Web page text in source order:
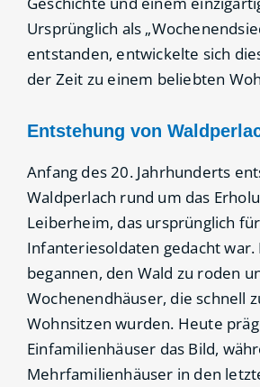
Ursprünglich als
entstanden, entwickelte sich
der Zeit zu einem beliebten
Entstehung von
Anfang des 20. Jahrhunderts
Waldperlach rund um das
Leiberheim, das ursprünglich für
Infanteriesoldaten gedacht war.
begannen, den Wald zu roden
Wochenendhäuser, die schnell
Wohnsitzen wurden. Heute
Einfamilienhäuser das Bild,
Mehrfamilienhäuser in den